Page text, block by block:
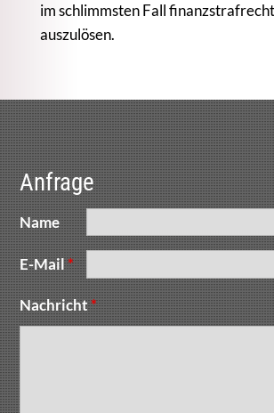
im schlimmsten Fall
auszulösen.
Anfrage
Name
E-Mail*
Nachricht*